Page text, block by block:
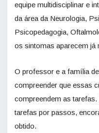
equipe multidisciplinar e
da área da Neurologia,
Psicopedagogia,
os sintomas aparecem já
O professor e a família
compreender que essas
compreendem as
tarefas por passos,
obtido.